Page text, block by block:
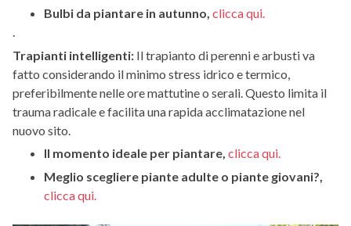
Bulbi da piantare in autunno, clicca qui.
.
Trapianti intelligenti: Il trapianto di perenni e arbusti va
fatto considerando il minimo stress idrico e termico,
preferibilmente nelle ore mattutine o serali. Questo limita il
trauma radicale e facilita una rapida acclimatazione nel
nuovo sito.
Il momento ideale per piantare, clicca qui.
Meglio scegliere piante adulte o piante giovani?,
clicca qui.